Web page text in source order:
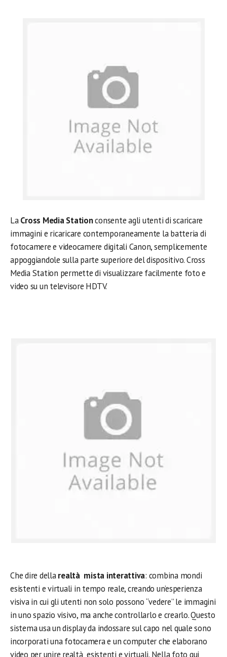
LaCross Media Stationconsente agli utenti di scaricare
immagini e ricaricare contemporaneamente la batteria di
fotocamere e videocamere digitali Canon, semplicemente
appoggiandole sulla parte superiore del dispositivo. Cross
Media Station permette di visualizzare facilmente foto e
video su un televisore HDTV.
Che dire dellarealtà mista interattiva: combina mondi
esistenti e virtuali in tempo reale, creando un’esperienza
visiva in cui gli utenti non solo possono “vedere” le immagini
in uno spazio visivo, ma anche controllarlo e crearlo. Questo
sistema usa un display da indossare sul capo nel quale sono
incorporati una fotocamera e un computer che elaborano
video per unire realtà esistenti e virtuali. Nella foto qui